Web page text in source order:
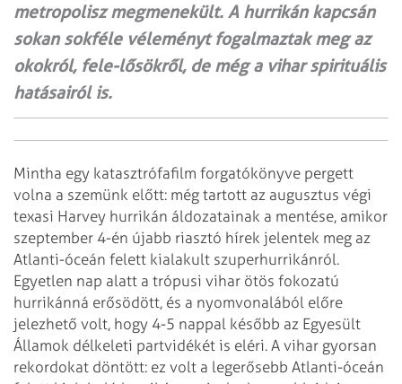
metropolisz megmenekült. A hurrikán kapcsán
sokan sokféle véleményt fogalmaztak meg az
okokról, fele-lősökről, de még a vihar spirituális
hatásairól is.
Mintha egy katasztrófafilm forgatókönyve pergett
volna a szemünk előtt: még tartott az augusztus végi
texasi Harvey hurrikán áldozatainak a mentése, amikor
szeptember 4-én újabb riasztó hírek jelentek meg az
Atlanti-óceán felett kialakult szuperhurrikánról.
Egyetlen nap alatt a trópusi vihar ötös fokozatú
hurrikánná erősödött, és a nyomvonalából előre
jelezhető volt, hogy 4-5 nappal később az Egyesült
Államok délkeleti partvidékét is eléri. A vihar gyorsan
rekordokat döntött: ez volt a legerősebb Atlanti-óceán